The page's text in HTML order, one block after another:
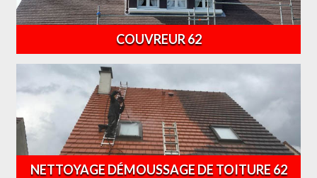
COUVREUR 62
NETTOYAGE DÉMOUSSAGE DE TOITURE 62